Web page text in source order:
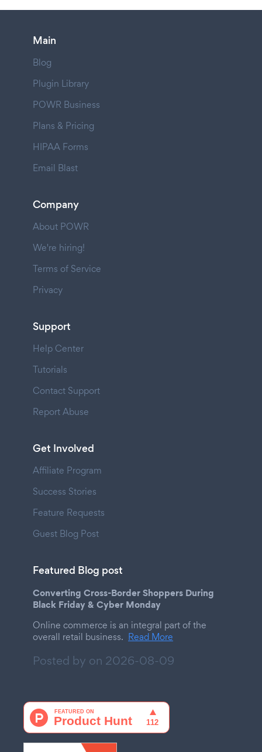
Main
Blog
Plugin Library
POWR Business
Plans & Pricing
HIPAA Forms
Email Blast
Company
About POWR
We're hiring!
Terms of Service
Privacy
Support
Help Center
Tutorials
Contact Support
Report Abuse
Get Involved
Affiliate Program
Success Stories
Feature Requests
Guest Blog Post
Featured Blog post
Converting Cross-Border Shoppers During
Black Friday & Cyber Monday
Online commerce is an integral part of the
overall retail business. Read More
Posted by on 2026-08-09